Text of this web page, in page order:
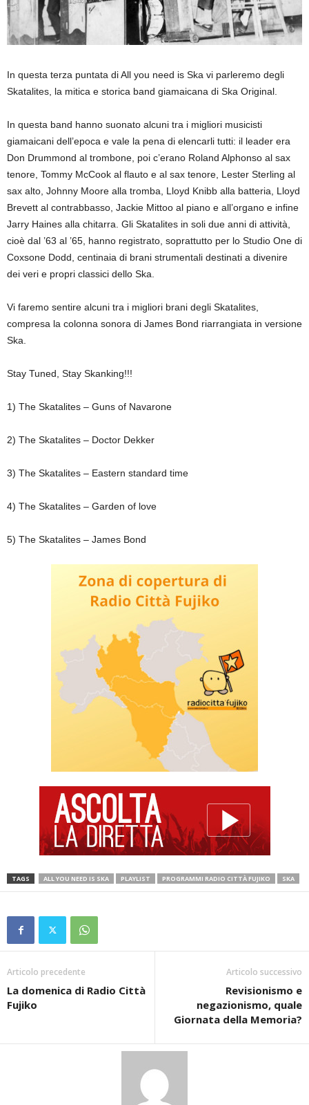
In questa terza puntata di All you need is Ska vi parleremo degli
Skatalites, la mitica e storica band giamaicana di Ska Original.
In questa band hanno suonato alcuni tra i migliori musicisti
giamaicani dell’epoca e vale la pena di elencarli tutti: il leader era
Don Drummond al trombone, poi c’erano Roland Alphonso al sax
tenore, Tommy McCook al flauto e al sax tenore, Lester Sterling al
sax alto, Johnny Moore alla tromba, Lloyd Knibb alla batteria, Lloyd
Brevett al contrabbasso, Jackie Mittoo al piano e all’organo e infine
Jarry Haines alla chitarra. Gli Skatalites in soli due anni di attività,
cioè dal ’63 al ’65, hanno registrato, soprattutto per lo Studio One di
Coxsone Dodd, centinaia di brani strumentali destinati a divenire
dei veri e propri classici dello Ska.
Vi faremo sentire alcuni tra i migliori brani degli Skatalites,
compresa la colonna sonora di James Bond riarrangiata in versione
Ska.
Stay Tuned, Stay Skanking!!!
1) The Skatalites – Guns of Navarone
2) The Skatalites – Doctor Dekker
3) The Skatalites – Eastern standard time
4) The Skatalites – Garden of love
5) The Skatalites – James Bond
TAGS ALL YOU NEED IS SKA PLAYLIST PROGRAMMI RADIO CITTÀ FUJIKO SKA
Articolo precedente
La domenica di Radio Città
Fujiko
Articolo successivo
Revisionismo e
negazionismo, quale
Giornata della Memoria?